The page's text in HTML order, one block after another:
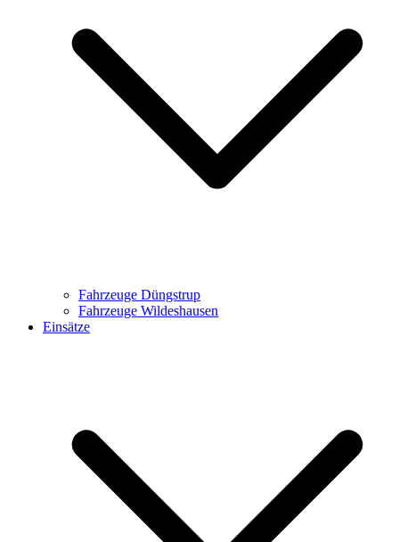
Fahrzeuge Düngstrup
Fahrzeuge Wildeshausen
Einsätze